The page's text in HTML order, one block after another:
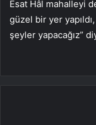
Esat Hâl mahalleyi
güzel bir yer
şeyler yapacağız”